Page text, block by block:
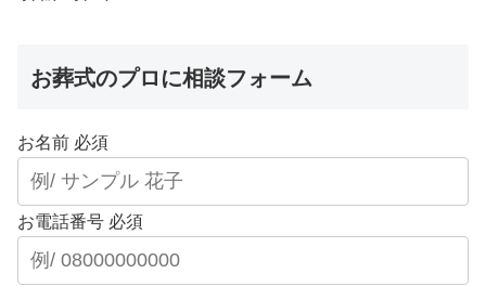
お葬式のプロに相談フォーム
お名前 必須
お電話番号 必須